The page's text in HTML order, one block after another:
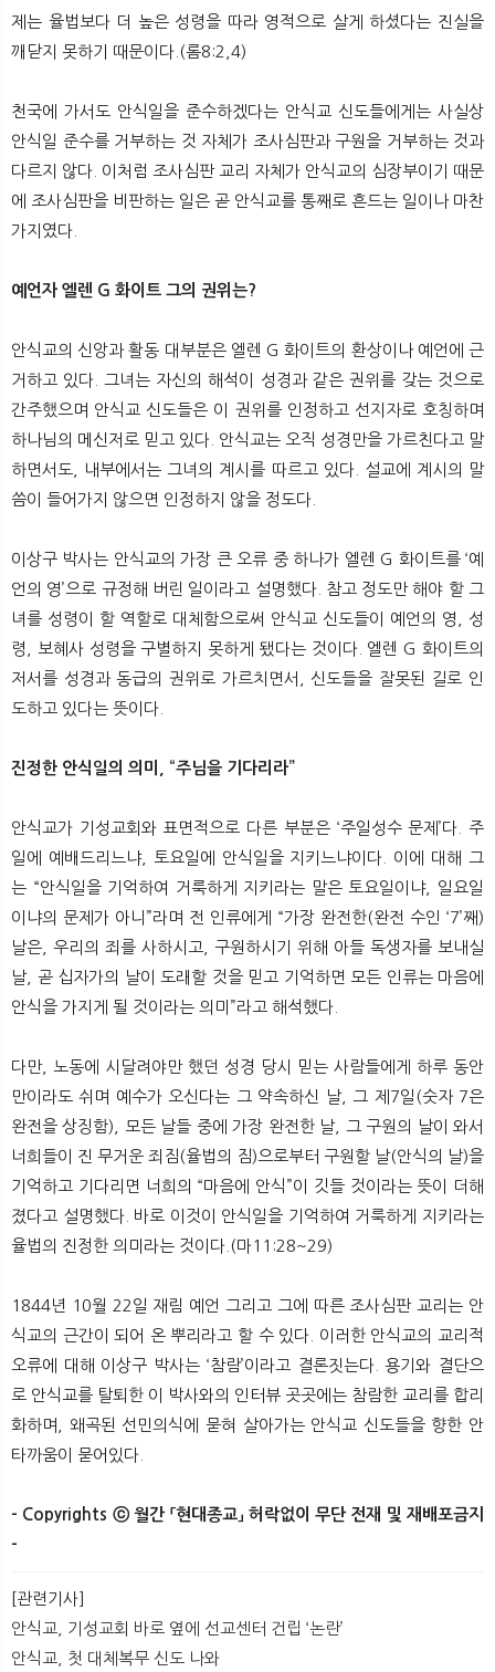
제는 율법보다 더 높은 성령을 따라 영적으로 살게 하셨다는 진실을
깨닫지 못하기 때문이다.(롬8:2,4)
천국에 가서도 안식일을 준수하겠다는 안식교 신도들에게는 사실상
안식일 준수를 거부하는 것 자체가 조사심판과 구원을 거부하는 것과
다르지 않다. 이처럼 조사심판 교리 자체가 안식교의 심장부이기 때문
에 조사심판을 비판하는 일은 곧 안식교를 통째로 흔드는 일이나 마찬
가지였다.
예언자 엘렌 G 화이트 그의 권위는?
안식교의 신앙과 활동 대부분은 엘렌 G 화이트의 환상이나 예언에 근
거하고 있다. 그녀는 자신의 해석이 성경과 같은 권위를 갖는 것으로
간주했으며 안식교 신도들은 이 권위를 인정하고 선지자로 호칭하며
하나님의 메신저로 믿고 있다. 안식교는 오직 성경만을 가르친다고 말
하면서도, 내부에서는 그녀의 계시를 따르고 있다. 설교에 계시의 말
씀이 들어가지 않으면 인정하지 않을 정도다.
이상구 박사는 안식교의 가장 큰 오류 중 하나가 엘렌 G 화이트를 ‘예
언의 영’으로 규정해 버린 일이라고 설명했다. 참고 정도만 해야 할 그
녀를 성령이 할 역할로 대체함으로써 안식교 신도들이 예언의 영, 성
령, 보혜사 성령을 구별하지 못하게 됐다는 것이다. 엘렌 G 화이트의
저서를 성경과 동급의 권위로 가르치면서, 신도들을 잘못된 길로 인
도하고 있다는 뜻이다.
진정한 안식일의 의미, “주님을 기다리라”
안식교가 기성교회와 표면적으로 다른 부분은 ‘주일성수 문제’다. 주
일에 예배드리느냐, 토요일에 안식일을 지키느냐이다. 이에 대해 그
는 “안식일을 기억하여 거룩하게 지키라는 말은 토요일이냐, 일요일
이냐의 문제가 아니”라며 전 인류에게 “가장 완전한(완전 수인 ‘7’째)
날은, 우리의 죄를 사하시고, 구원하시기 위해 아들 독생자를 보내실
날, 곧 십자가의 날이 도래할 것을 믿고 기억하면 모든 인류는 마음에
안식을 가지게 될 것이라는 의미”라고 해석했다.
다만, 노동에 시달려야만 했던 성경 당시 믿는 사람들에게 하루 동안
만이라도 쉬며 예수가 오신다는 그 약속하신 날, 그 제7일(숫자 7은
완전을 상징함), 모든 날들 중에 가장 완전한 날, 그 구원의 날이 와서
너희들이 진 무거운 죄짐(율법의 짐)으로부터 구원할 날(안식의 날)을
기억하고 기다리면 너희의 “마음에 안식”이 깃들 것이라는 뜻이 더해
졌다고 설명했다. 바로 이것이 안식일을 기억하여 거룩하게 지키라는
율법의 진정한 의미라는 것이다.(마11:28~29)
1844년 10월 22일 재림 예언 그리고 그에 따른 조사심판 교리는 안
식교의 근간이 되어 온 뿌리라고 할 수 있다. 이러한 안식교의 교리적
오류에 대해 이상구 박사는 ‘참람’이라고 결론짓는다. 용기와 결단으
로 안식교를 탈퇴한 이 박사와의 인터뷰 곳곳에는 참람한 교리를 합리
화하며, 왜곡된 선민의식에 묻혀 살아가는 안식교 신도들을 향한 안
타까움이 묻어있다.
- Copyrights ⓒ 월간 「현대종교」 허락없이 무단 전재 및 재배포금지
-
[관련기사]
안식교, 기성교회 바로 옆에 선교센터 건립 ‘논란’
안식교, 첫 대체복무 신도 나와